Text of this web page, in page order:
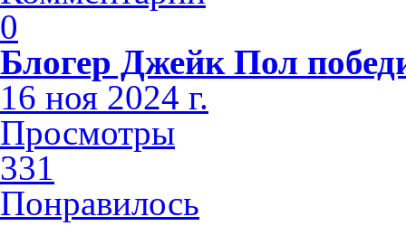
0
Блогер Джейк Пол
16 ноя 2024 г.
Просмотры
331
Понравилось